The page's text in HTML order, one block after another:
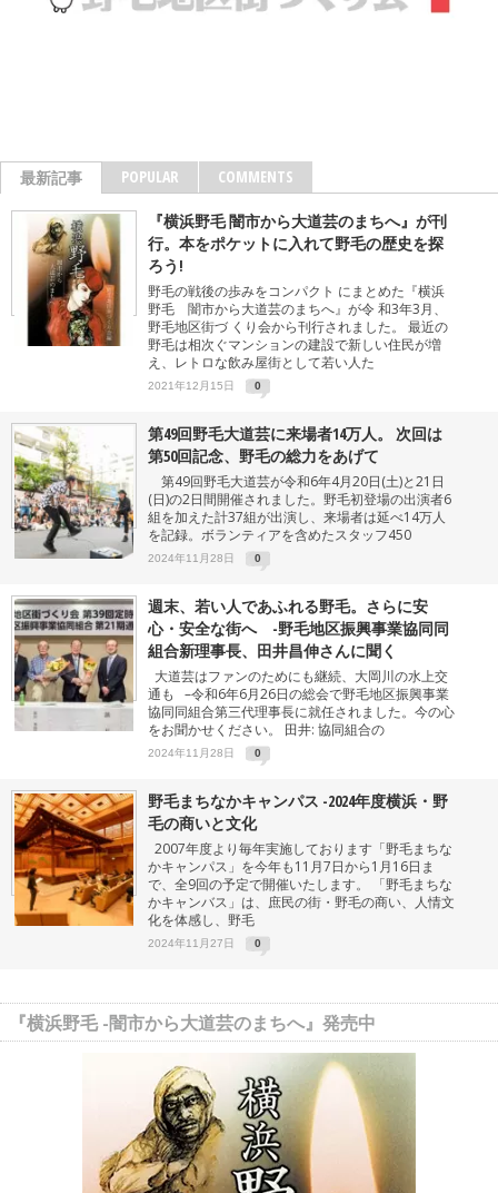
最新記事 POPULAR COMMENTS
『横浜野毛 闇市から大道芸のまちへ』が刊
行。本をポケットに入れて野毛の歴史を探
ろう!
野毛の戦後の歩みをコンパクト にまとめた『横浜
野毛 闇市から大道芸のまちへ』が令 和3年3月、
野毛地区街づ くり会から刊行されました。 最近の
野毛は相次ぐマンションの建設で新しい住民が増
え、レトロな飲み屋街として若い人た
2021年12月15日 0
第49回野毛大道芸に来場者14万人。 次回は
第50回記念、野毛の総力をあげて
第49回野毛大道芸が令和6年4月20日(土)と21日
(日)の2日間開催されました。野毛初登場の出演者6
組を加えた計37組が出演し、来場者は延べ14万人
を記録。ボランティアを含めたスタッフ450
2024年11月28日 0
週末、若い人であふれる野毛。さらに安
心・安全な街へ -野毛地区振興事業協同同
組合新理事長、田井昌伸さんに聞く
大道芸はファンのためにも継続、大岡川の水上交
通も –令和6年6月26日の総会で野毛地区振興事業
協同同組合第三代理事長に就任されました。今の心
をお聞かせください。 田井: 協同組合の
2024年11月28日 0
野毛まちなかキャンパス -2024年度横浜・野
毛の商いと文化
2007年度より毎年実施しております「野毛まちな
かキャンパス」を今年も11月7日から1月16日ま
で、全9回の予定で開催いたします。 「野毛まちな
かキャンバス」は、庶民の街・野毛の商い、人情文
化を体感し、野毛
2024年11月27日 0
『横浜野毛 -闇市から大道芸のまちへ』発売中